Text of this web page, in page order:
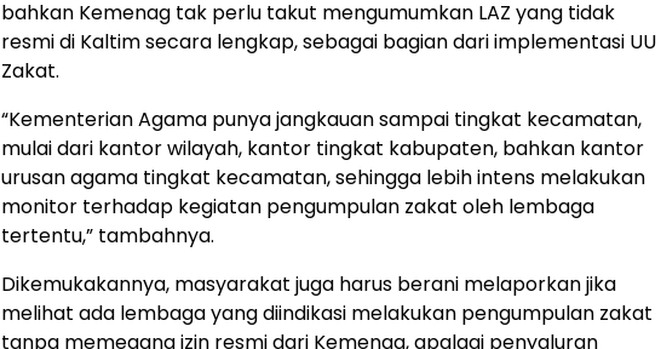
bahkan Kemenag tak perlu takut mengumumkan LAZ yang tidak
resmi di Kaltim secara lengkap, sebagai bagian dari implementasi UU
Zakat.
“Kementerian Agama punya jangkauan sampai tingkat kecamatan,
mulai dari kantor wilayah, kantor tingkat kabupaten, bahkan kantor
urusan agama tingkat kecamatan, sehingga lebih intens melakukan
monitor terhadap kegiatan pengumpulan zakat oleh lembaga
tertentu,” tambahnya.
Dikemukakannya, masyarakat juga harus berani melaporkan jika
melihat ada lembaga yang diindikasi melakukan pengumpulan zakat
tanpa memegang izin resmi dari Kemenag, apalagi penyaluran